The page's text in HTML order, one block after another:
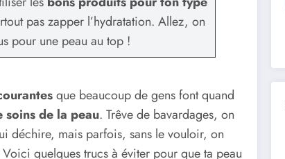
pas zapper l’hydratation. Allez, on
pour une peau au top !
que beaucoup de gens font quand
soins de la peau. Trêve de bavardages, on
déchire, mais parfois, sans le vouloir, on
quelques trucs à éviter pour que ta peau